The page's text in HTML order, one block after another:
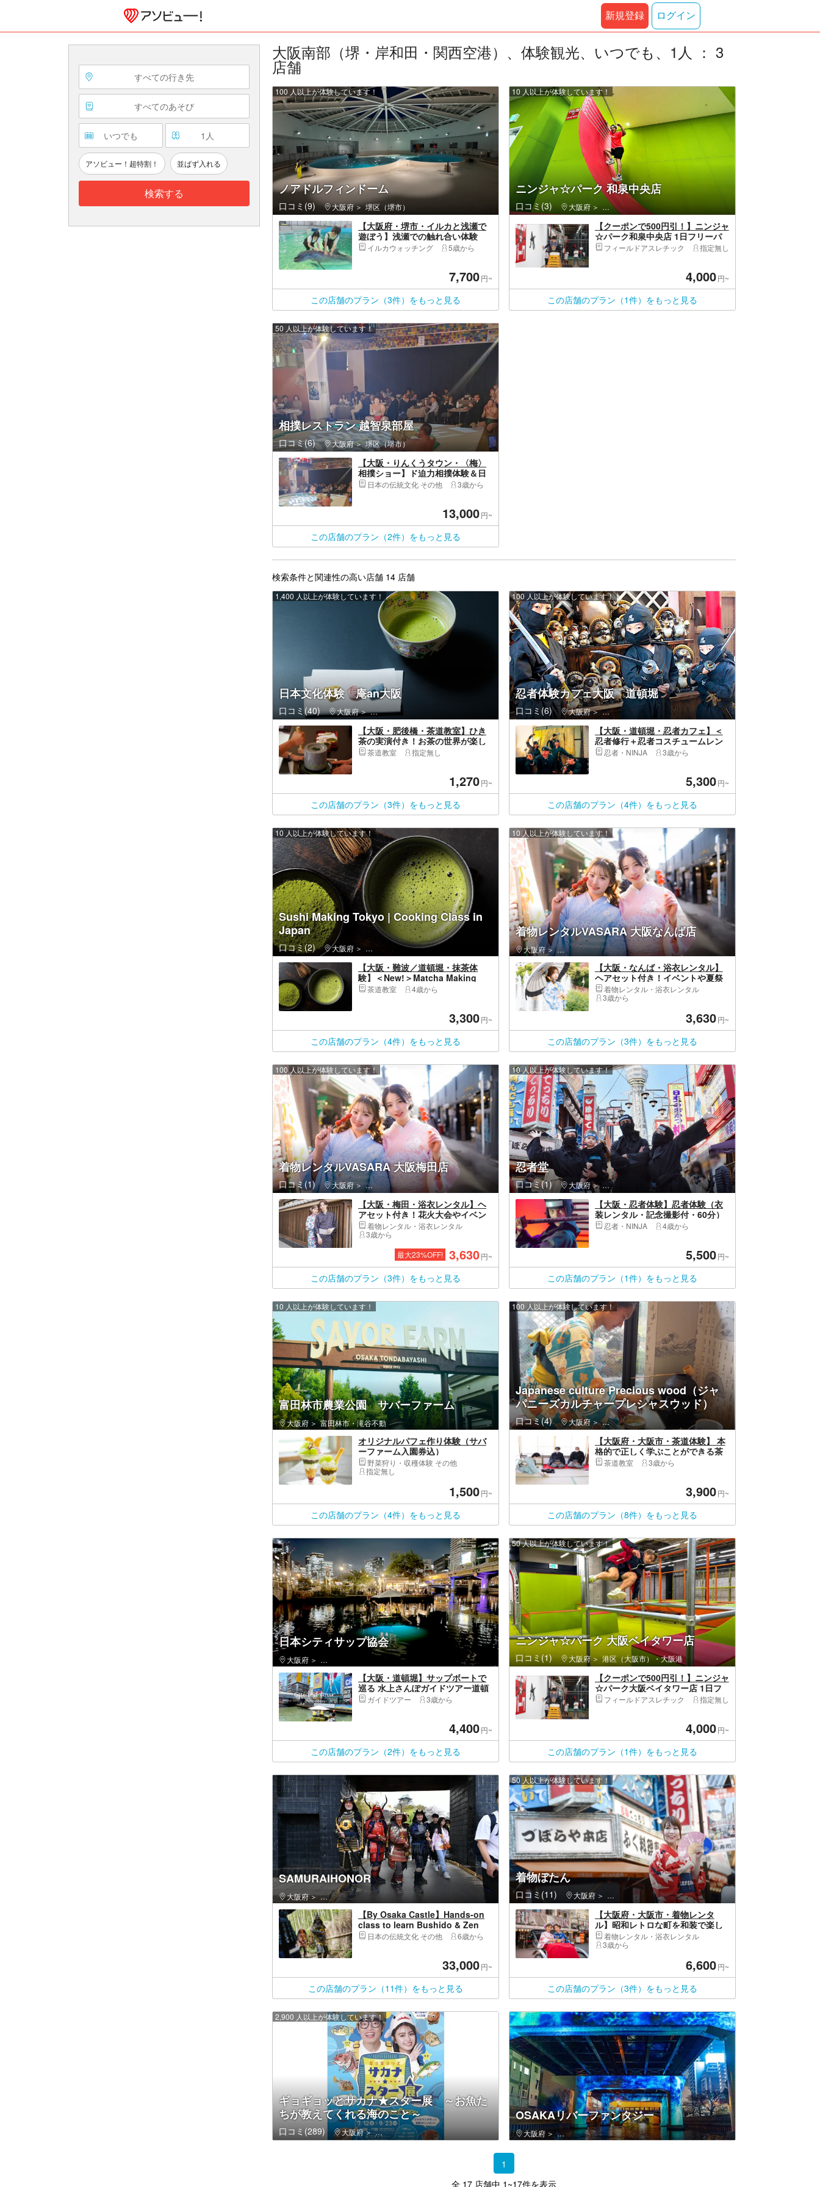
新規登録 ログイン
すべての行き先
すべてのあそび
いつでも 1 人
アソビュー！超特割！ 並ばず入れる
検索する
大阪南部（堺・岸和田・関西空港）、体験観光、いつでも、1人 ： 3
店舗
ノアドルフィンドーム
口コミ(9) 大阪府 堺区（堺市）
100 人以上が体験しています！
【大阪府・堺市・イルカと浅瀬で
遊ぼう】浅瀬での触れ合い体験
イルカウォッチング 5歳から
7,700円~
この店舗のプラン（3件）をもっと見る
ニンジャ☆パーク 和泉中央店
口コミ(3) 大阪府 和泉市・和泉中央・和泉府中
10 人以上が体験しています！
【クーポンで500円引！】ニンジャ
☆パーク和泉中央店 1日フリーパ
ス※未就学児は入場料無料
フィールドアスレチック 指定無し
4,000円~
この店舗のプラン（1件）をもっと見る
相撲レストラン 越智泉部屋
口コミ(6) 大阪府 堺区（堺市）
50 人以上が体験しています！
【大阪・りんくうタウン・〈梅〉
相撲ショー】ド迫力相撲体験＆日
本文化を味わうレストラン！元大
日本の伝統文化 その他 3歳から
13,000円~
この店舗のプラン（2件）をもっと見る
検索条件と関連性の高い店舗 14 店舗
日本文化体験 庵an大阪
口コミ(40) 大阪府 西区（大阪市）・肥後橋・本町・京セラドーム大阪・九条
1,400 人以上が体験しています！
【大阪・肥後橋・茶道教室】ひき
茶の実演付き！お茶の世界が楽し
めるお点前体験
茶道教室 指定無し
1,270円~
この店舗のプラン（3件）をもっと見る
忍者体験カフェ大阪 道頓堀
口コミ(6) 大阪府 旭区（大阪市）・関目高殿・千林大宮・城北公園
100 人以上が体験しています！
【大阪・道頓堀・忍者カフェ】＜
忍者修行＋忍者コスチュームレン
タル＋ワンドリンク＞自来也コー
忍者・NINJA 3歳から
5,300円~
この店舗のプラン（4件）をもっと見る
Sushi Making Tokyo | Cooking Class in
Japan
口コミ(2) 大阪府 中央区（大阪市）・大阪城公園・天満橋・道頓堀・アメリカ村
10 人以上が体験しています！
【大阪・難波／道頓堀・抹茶体
験】＜New!＞Matcha Making
Osaka！Cooking Class in Japan
茶道教室 4歳から
3,300円~
この店舗のプラン（4件）をもっと見る
着物レンタルVASARA 大阪なんば店
大阪府 中央区（大阪市）・大阪城公園・天満橋・道頓堀・アメリカ村
10 人以上が体験しています！
【大阪・なんば・浴衣レンタル】
ヘアセット付き！イベントや夏祭
りにも！浴衣一式レンタル＆着付
けプラン！
着物レンタル・浴衣レンタル
3歳から
3,630円~
この店舗のプラン（3件）をもっと見る
着物レンタルVASARA 大阪梅田店
口コミ(1) 大阪府 福島区（大阪市）・野田・淀川
100 人以上が体験しています！
【大阪・梅田・浴衣レンタル】ヘ
アセット付き！花火大会やイベン
トにも！浴衣一式レンタル＆着付
けプラン！
着物レンタル・浴衣レンタル
3歳から
最大23%OFF! 3,630円~
この店舗のプラン（3件）をもっと見る
忍者堂
口コミ(1) 大阪府 浪速区（大阪市）・通天閣・新世界・新今宮
10 人以上が体験しています！
【大阪・忍者体験】忍者体験（衣
装レンタル・記念撮影付・60分）
忍者・NINJA 4歳から
5,500円~
この店舗のプラン（1件）をもっと見る
富田林市農業公園 サバーファーム
大阪府 富田林市・滝谷不動
10 人以上が体験しています！
オリジナルパフェ作り体験（サバ
ーファーム入園券込）
野菜狩り・収穫体験 その他
指定無し
1,500円~
この店舗のプラン（4件）をもっと見る
Japanese culture Precious wood（ジャ
パニーズカルチャープレシャスウッド）
口コミ(4) 大阪府 天王寺区（大阪市）・上本町・玉造
100 人以上が体験しています！
【大阪府・大阪市・茶道体験】 本
格的で正しく学ぶことができる茶
道 大阪城近辺教室
茶道教室 3歳から
3,900円~
この店舗のプラン（8件）をもっと見る
日本シティサップ協会
大阪府 中央区（大阪市）・大阪城公園・天満橋・道頓堀・アメリカ村
【大阪・道頓堀】サップボートで
巡る 水上さんぽガイドツアー道頓
堀コース＆ツアー写真無料！（1〜
ガイドツアー 3歳から
4,400円~
この店舗のプラン（2件）をもっと見る
ニンジャ☆パーク 大阪ベイタワー店
口コミ(1) 大阪府 港区（大阪市）・大阪港
50 人以上が体験しています！
【クーポンで500円引！】ニンジャ
☆パーク大阪ベイタワー店 1日フ
リーパス※未就学児は入場料無料
フィールドアスレチック 指定無し
4,000円~
この店舗のプラン（1件）をもっと見る
SAMURAIHONOR
大阪府 天王寺区（大阪市）・上本町・玉造
【By Osaka Castle】Hands-on
class to learn Bushido & Zen
with photo
日本の伝統文化 その他 6歳から
33,000円~
この店舗のプラン（11件）をもっと見る
着物ぼたん
口コミ(11) 大阪府 浪速区（大阪市）・通天閣・新世界・新今宮
50 人以上が体験しています！
【大阪府・大阪市・着物レンタ
ル】昭和レトロな町を和装で楽し
む。着物レンタルプラン
着物レンタル・浴衣レンタル
3歳から
6,600円~
この店舗のプラン（3件）をもっと見る
ギョギョッとサカナ★スター展 ～お魚た
ちが教えてくれる海のこと～
口コミ(289) 大阪府 住之江区（大阪市）・コスモスクエア・南港
2,900 人以上が体験しています！
OSAKAリバーファンタジー
大阪府 中央区（大阪市）・大阪城公園・天満橋・道頓堀・アメリカ村
1
全 17 店舗中 1~17件を表示